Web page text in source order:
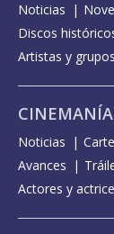
Noticias
Discos
Artistas y grupos
CINEMANÍA
Noticias
Avances
Actores y